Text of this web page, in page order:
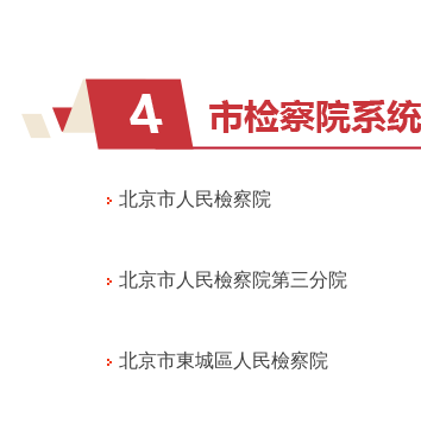
北京市人民檢察院
北京市人民檢察院第三分院
北京市東城區人民檢察院